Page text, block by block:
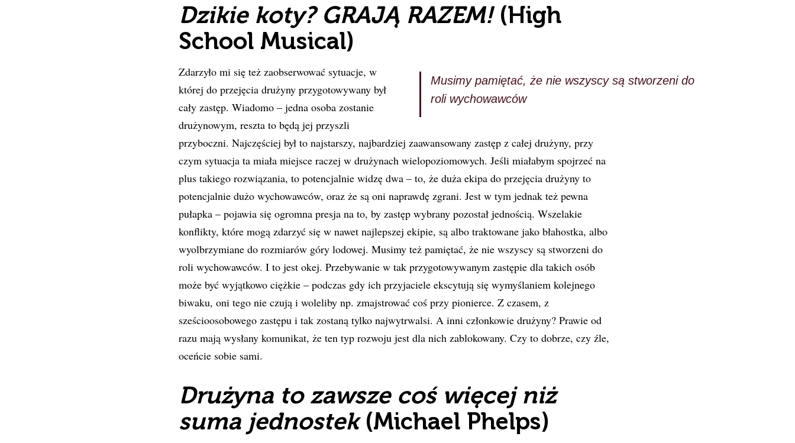
Dzikie koty? GRAJĄ RAZEM! (High
School Musical)
Musimy pamiętać, że nie wszyscy są stworzeni do
roli wychowawców
Zdarzyło mi się też zaobserwować sytuacje, w
której do przejęcia drużyny przygotowywany był
cały zastęp. Wiadomo – jedna osoba zostanie
drużynowym, reszta to będą jej przyszli
przyboczni. Najczęściej był to najstarszy, najbardziej zaawansowany zastęp z całej drużyny, przy
czym sytuacja ta miała miejsce raczej w drużynach wielopoziomowych. Jeśli miałabym spojrzeć na
plus takiego rozwiązania, to potencjalnie widzę dwa – to, że duża ekipa do przejęcia drużyny to
potencjalnie dużo wychowawców, oraz że są oni naprawdę zgrani. Jest w tym jednak też pewna
pułapka – pojawia się ogromna presja na to, by zastęp wybrany pozostał jednością. Wszelakie
konflikty, które mogą zdarzyć się w nawet najlepszej ekipie, są albo traktowane jako błahostka, albo
wyolbrzymiane do rozmiarów góry lodowej. Musimy też pamiętać, że nie wszyscy są stworzeni do
roli wychowawców. I to jest okej. Przebywanie w tak przygotowywanym zastępie dla takich osób
może być wyjątkowo ciężkie – podczas gdy ich przyjaciele ekscytują się wymyślaniem kolejnego
biwaku, oni tego nie czują i woleliby np. zmajstrować coś przy pionierce. Z czasem, z
sześcioosobowego zastępu i tak zostaną tylko najwytrwalsi. A inni członkowie drużyny? Prawie od
razu mają wysłany komunikat, że ten typ rozwoju jest dla nich zablokowany. Czy to dobrze, czy źle,
oceńcie sobie sami.
Drużyna to zawsze coś więcej niż
suma jednostek(Michael Phelps)